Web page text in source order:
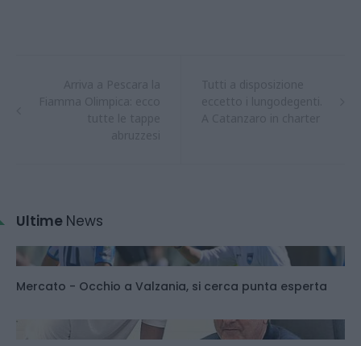
Ultime News
Mercato - Occhio a Valzania, si cerca punta esperta